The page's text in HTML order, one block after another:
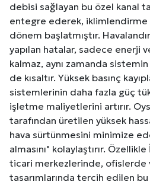
debisi sağlayan bu özel kanal
entegre ederek,
dönem başlatmıştır.
yapılan hatalar, sadece enerji
kalmaz, aynı zamanda
de kısaltır. Yüksek basınç
sistemlerinin daha fazla güç
işletme maliyetlerini artırır.
tarafından üretilen yüksek
hava sürtünmesini minimize
almasını" kolaylaştırır. Özellikle
ticari merkezlerinde, ofislerde
tasarımlarında tercih edilen